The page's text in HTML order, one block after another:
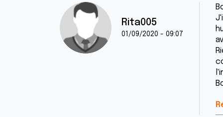
Rita005
01/09/2020 - 09:07